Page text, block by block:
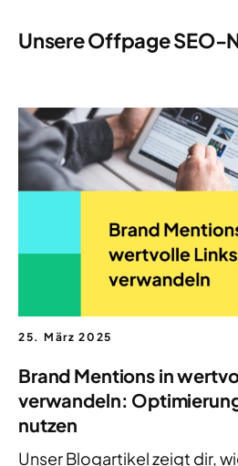
Unsere Offpage SEO-
25. März 2025
Brand Mentions in
verwandeln:
nutzen
Unser Blogartikel zeigt dir,